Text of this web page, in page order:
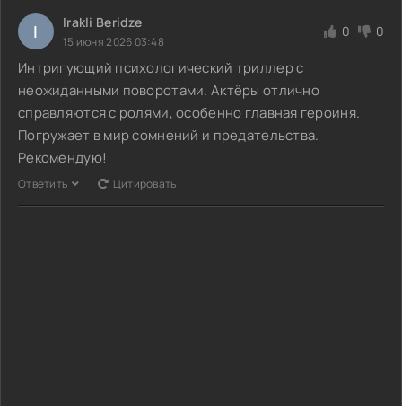
I Irakli Beridze
15 июня 2026 03:48
0 0
Интригующий психологический триллер с
неожиданными поворотами. Актёры отлично
справляются с ролями, особенно главная героиня.
Погружает в мир сомнений и предательства.
Рекомендую!
Ответить Цитировать